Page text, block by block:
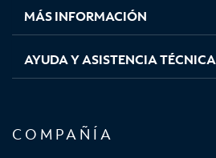
MÁS INFORMACIÓN
AYUDA Y ASISTENCIA TÉCNICA
COMPAÑÍA